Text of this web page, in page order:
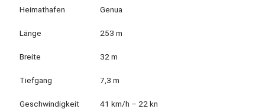
Heimathafen Genua
Länge 253 m
Breite 32 m
Tiefgang 7,3 m
Geschwindigkeit 41 km/h – 22 kn